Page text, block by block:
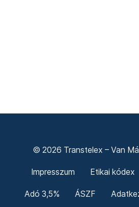
© 2026 Transtelex – Van
Impresszum Etikai kódex
Adó 3,5% ÁSZF